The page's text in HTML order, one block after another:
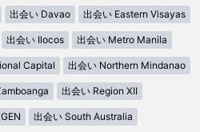
出会い Davao 出会い Eastern Visayas
出会い Ilocos 出会い Metro Manila
Capital 出会い Northern Mindanao
出会い Region XII
出会い South Australia